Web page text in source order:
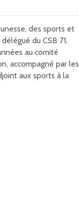
des sports et
du CSB 71,
au comité
accompagné par les
aux sports à la